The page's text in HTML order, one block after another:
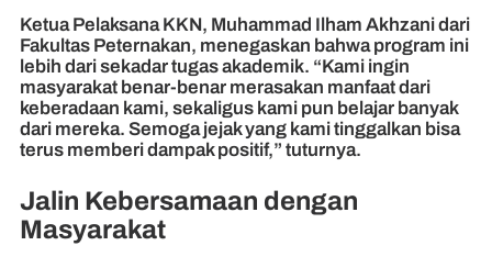
Ketua Pelaksana KKN, Muhammad Ilham Akhzani dari
Fakultas Peternakan, menegaskan bahwa program ini
lebih dari sekadar tugas akademik. “Kami ingin
masyarakat benar-benar merasakan manfaat dari
keberadaan kami, sekaligus kami pun belajar banyak
dari mereka. Semoga jejak yang kami tinggalkan bisa
terus memberi dampak positif,” tuturnya.
Jalin Kebersamaan dengan
Masyarakat